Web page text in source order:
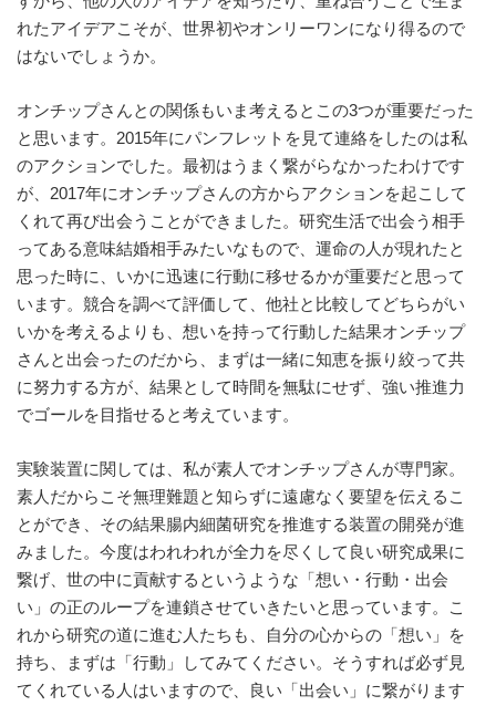
れたアイデアこそが、世界初やオンリーワンになり得るので
はないでしょうか。
オンチップさんとの関係もいま考えるとこの3つが重要だった
と思います。2015年にパンフレットを見て連絡をしたのは私
のアクションでした。最初はうまく繋がらなかったわけです
が、2017年にオンチップさんの方からアクションを起こして
くれて再び出会うことができました。研究生活で出会う相手
ってある意味結婚相手みたいなもので、運命の人が現れたと
思った時に、いかに迅速に行動に移せるかが重要だと思って
います。競合を調べて評価して、他社と比較してどちらがい
いかを考えるよりも、想いを持って行動した結果オンチップ
さんと出会ったのだから、まずは一緒に知恵を振り絞って共
に努力する方が、結果として時間を無駄にせず、強い推進力
でゴールを目指せると考えています。
実験装置に関しては、私が素人でオンチップさんが専門家。
素人だからこそ無理難題と知らずに遠慮なく要望を伝えるこ
とができ、その結果腸内細菌研究を推進する装置の開発が進
みました。今度はわれわれが全力を尽くして良い研究成果に
繋げ、世の中に貢献するというような「想い・行動・出会
い」の正のループを連鎖させていきたいと思っています。こ
れから研究の道に進む人たちも、自分の心からの「想い」を
持ち、まずは「行動」してみてください。そうすれば必ず見
てくれている人はいますので、良い「出会い」に繋がります